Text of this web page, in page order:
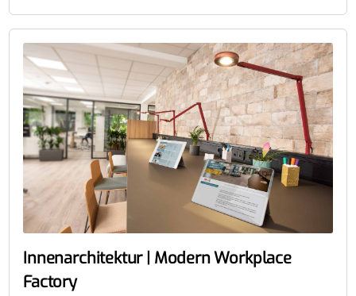
Innenarchitektur | Modern Workplace
Factory